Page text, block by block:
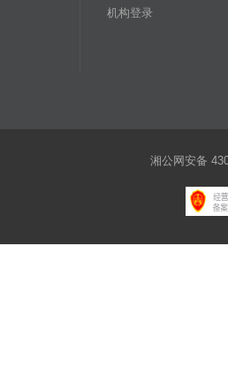
机构登录
湘公网安备